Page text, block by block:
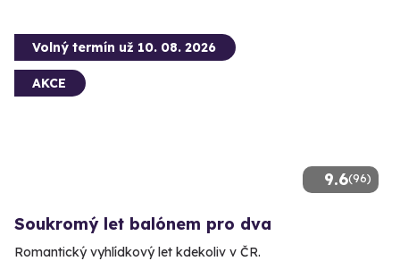
9.6(96)
Volný termín už 10. 08. 2026
AKCE
Soukromý let balónem pro dva
Romantický vyhlídkový let kdekoliv v ČR.